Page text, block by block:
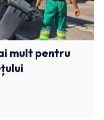
mult pentru